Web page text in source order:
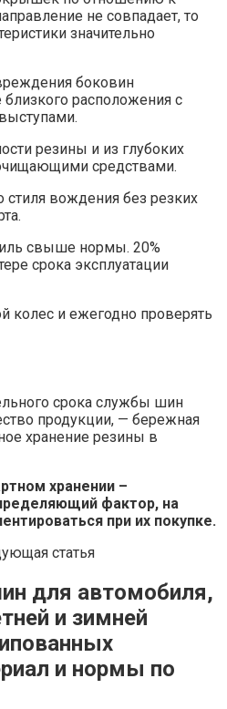
не совпадает, то
значительно
боковин
расположения с
резины и из глубоких
средствами.
вождения без резких
свыше нормы. 20%
срока эксплуатации
колес и ежегодно проверять
срока службы шин
продукции, — бережная
хранение резины в
хранении –
фактор, на
при их покупке.
статья
для автомобиля,
и зимней
и нормы по